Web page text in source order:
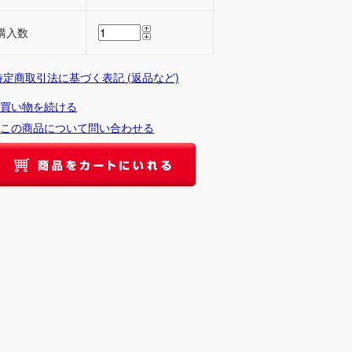
入数
定商取引法に基づく表記 (返品など)
買い物を続ける
この商品について問い合わせる